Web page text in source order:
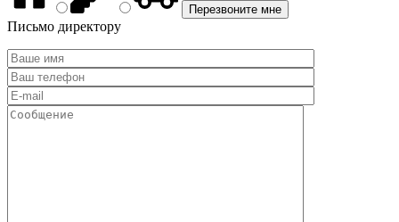
Письмо директору